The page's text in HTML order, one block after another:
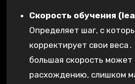
Скорость обучения
Определяет шаг, с
корректирует свои
большая скорость может
расхождению, слишком